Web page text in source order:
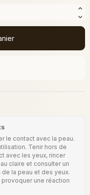
le contact avec la peau.
Tenir hors de
avec les yeux, rincer
claire et consulter un
la peau et des yeux.
une réaction